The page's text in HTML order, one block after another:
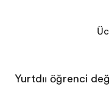
Yurtdışı öğrenci